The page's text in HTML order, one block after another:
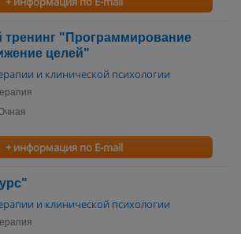
тренинг "Программирование
целей"
и клинической психологии
+ информация по E-mail
и клинической психологии